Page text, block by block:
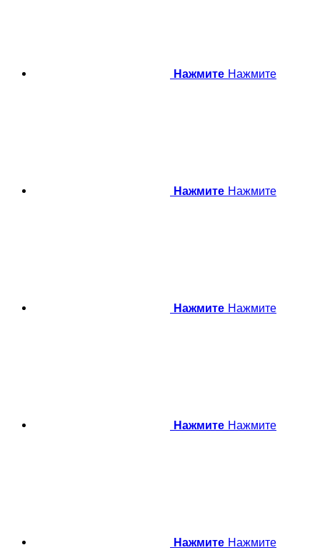
Нажмите Нажмите
Нажмите Нажмите
Нажмите Нажмите
Нажмите Нажмите
Нажмите Нажмите